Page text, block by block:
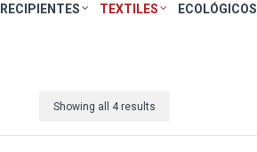
RECIPIENTES TEXTILES ECOLÓGICOS
Showing all 4 results